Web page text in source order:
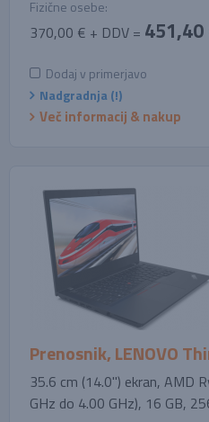
Fizične osebe:
370,00 € + DDV = 451,40
Dodaj v primerjavo
Nadgradnja (!)
Več informacij & nakup
Prenosnik, LENOVO
35.6 cm (14.0'') ekran, AMD
GHz do 4.00 GHz), 16 GB,